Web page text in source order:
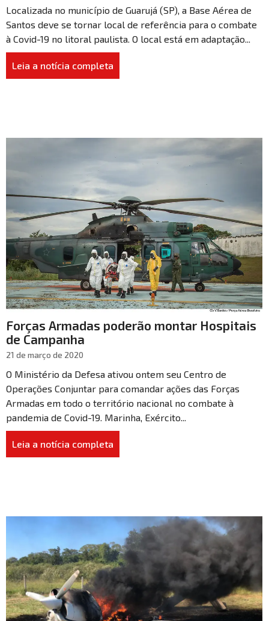
Localizada no município de Guarujá (SP), a Base Aérea de
Santos deve se tornar local de referência para o combate
à Covid-19 no litoral paulista. O local está em adaptação...
Leia a notícia completa
Forças Armadas poderão montar Hospitais
de Campanha
21 de março de 2020
O Ministério da Defesa ativou ontem seu Centro de
Operações Conjuntar para comandar ações das Forças
Armadas em todo o território nacional no combate à
pandemia de Covid-19. Marinha, Exército...
Leia a notícia completa